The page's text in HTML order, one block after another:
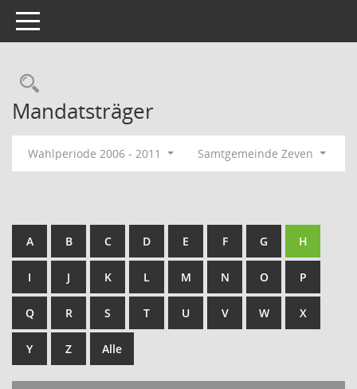
Toggle navigation
Rechercheauswahl
Mandatsträger
Wahlperiode 2006 - 2011 Samtgemeinde Zeven
A B C D E F G H
I J K L M N O P
Q R S T U V W X
Y Z Alle